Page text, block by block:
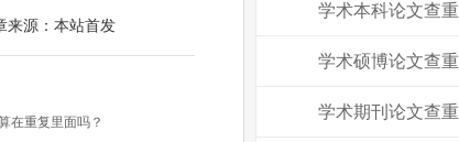
来源：本站首发
在重复里面吗？
学术本科论文查重
学术硕博论文查重
学术期刊论文查重